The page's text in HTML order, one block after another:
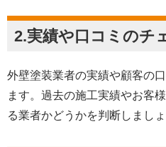
2.実績や口コミのチ
外壁塗装業者の実績や顧客の
ます。過去の施工実績やお客
る業者かどうかを判断しましょ